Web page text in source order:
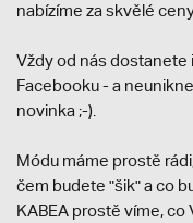
nabízíme za skvělé
Vždy od nás dostanete
Facebooku - a
novinka ;-).
Módu máme prostě
čem budete "šik" a co
KABEA prostě víme, co